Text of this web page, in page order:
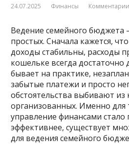
24.07.2025 Финансы
Ведение семейного бюджета
простых. Сначала кажется,
доходы стабильны, расходы
кошельке всегда достаточно
бывает на практике,
забытые платежи и просто
обстоятельства выбивают
организованных. Именно для
управление финансами
эффективнее, существует
для ведения семейного